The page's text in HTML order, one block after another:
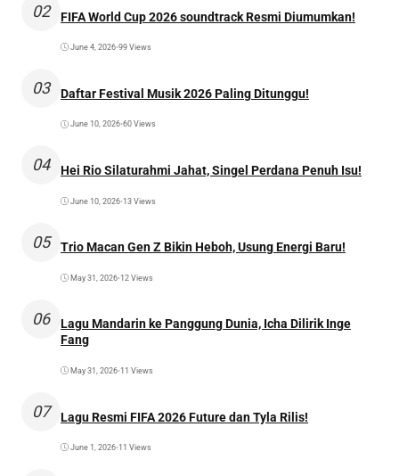
02 FIFA World Cup 2026 soundtrack Resmi Diumumkan!
June 4, 2026•99 Views
03 Daftar Festival Musik 2026 Paling Ditunggu!
June 10, 2026•60 Views
04 Hei Rio Silaturahmi Jahat, Singel Perdana Penuh Isu!
June 10, 2026•13 Views
05 Trio Macan Gen Z Bikin Heboh, Usung Energi Baru!
May 31, 2026•12 Views
06
Lagu Mandarin ke Panggung Dunia, Icha Dilirik Inge
Fang
May 31, 2026•11 Views
07 Lagu Resmi FIFA 2026 Future dan Tyla Rilis!
June 1, 2026•11 Views